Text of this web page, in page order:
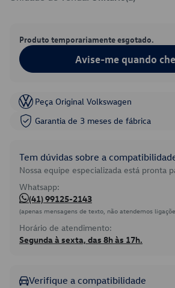
Produto temporariamente esgotado.
Avise-me quando
Peça Original Volkswagen
Garantia de 3 meses de fábrica
Tem dúvidas sobre a
Nossa equipe especializada está pronta
Whatsapp:
(41) 99125-2143
(apenas mensagens de texto, não atendemos
Horário de atendimento:
Segunda à sexta, das 8h às 17h.
Verifique a compatibilidade